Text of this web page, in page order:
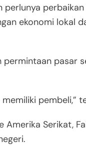
perlunya
ekonomi lokal
pasar
pembeli,”
Amerika Serikat,